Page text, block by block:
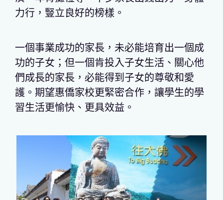
力行，豎立良好的榜樣。
一個事業成功的家長，未必能培育出一個成
功的子女；但一個肯投入子女生活、關心他
們成長的家長，必能得到子女的尊敬和愛
護。期望惠僑家校更緊密合作，讓學生的學
習生活更愉快、更具效益。